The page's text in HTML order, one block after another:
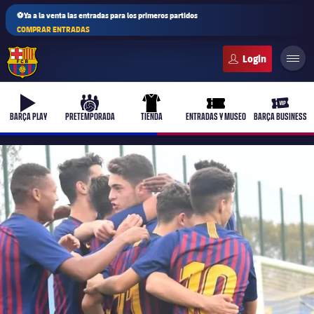
⚽Ya a la venta las entradas para los primeros partidos
COMPRAR ENTRADAS
b-play
BARÇA PLAY
culers-ball
PRETEMPORADA
uniform
TIENDA
ticket-full
ENTRADAS Y MUSEO
ticket-
BARÇA BUSINESS